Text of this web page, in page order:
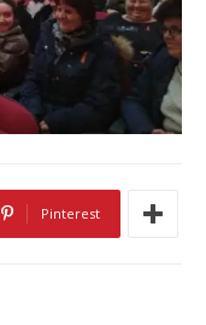
Pinterest